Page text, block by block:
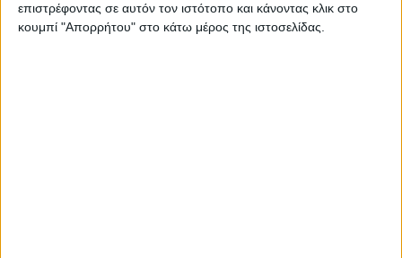
επιστρέφοντας σε αυτόν τον ιστότοπο και κάνοντας κλικ στο
κουμπί "Απορρήτου" στο κάτω μέρος της ιστοσελίδας.
ΠΑΡΟΜΟΙΑ ΑΡΘΡΑ